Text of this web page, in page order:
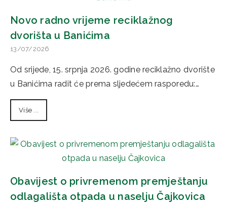
Novo radno vrijeme reciklažnog
dvorišta u Banićima
13/07/2026
Od srijede, 15. srpnja 2026. godine reciklažno dvorište
u Banićima radit će prema sljedećem rasporedu:…
Više ...
Obavijest o privremenom premještanju
odlagališta otpada u naselju Čajkovica